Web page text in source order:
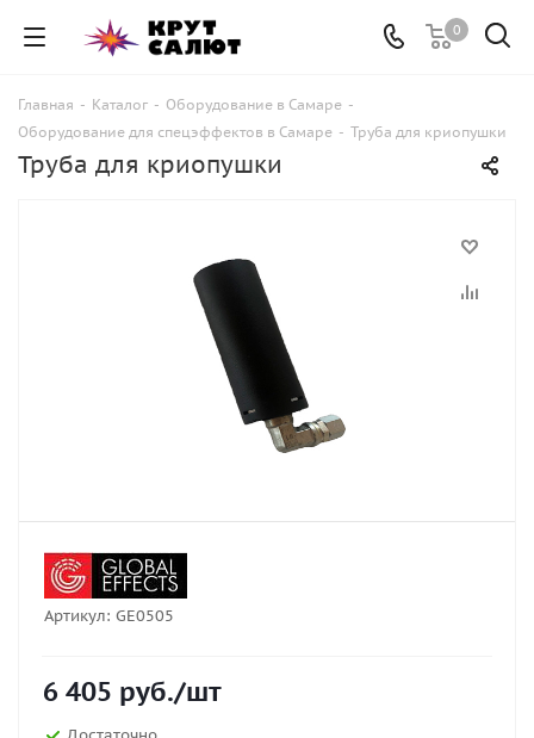
0
Главная - Каталог - Оборудование в Самаре -
Оборудование для спецэффектов в Самаре - Труба для криопушки
Труба для криопушки
Артикул: GE0505
6 405 руб./шт